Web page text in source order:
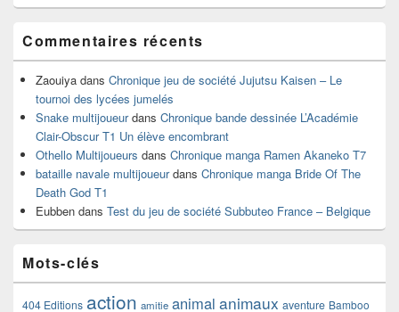
Commentaires récents
Zaouiya dans Chronique jeu de société Jujutsu Kaisen – Le
tournoi des lycées jumelés
Snake multijoueurdans Chronique bande dessinée L’Académie
Clair-Obscur T1 Un élève encombrant
Othello Multijoueurs dans Chronique manga Ramen Akaneko T7
bataille navale multijoueurdans Chronique manga Bride Of The
Death God T1
Eubben dans Test du jeu de société Subbuteo France – Belgique
Mots-clés
404 Editions action amitie animal animaux aventure Bamboo